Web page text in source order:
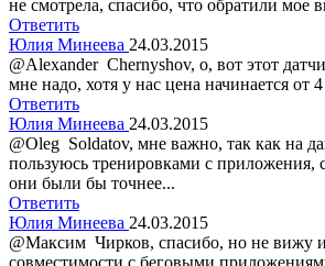
не смотрела, спасибо, что обратили мое
Ответить
Юлия Минеева 24.03.2015
@Alexander Chernyshov, о, вот этот
мне надо, хотя у нас цена начинается от
Ответить
Юлия Минеева 24.03.2015
@Oleg Soldatov, мне важно, так как на
пользуюсь тренировками с приложения,
они были бы точнее...
Ответить
Юлия Минеева 24.03.2015
@Максим Чирков, спасибо, но не вижу
совместимости с беговыми